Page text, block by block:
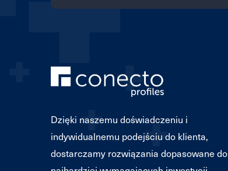
Dzięki naszemu doświadczeniu i
indywidualnemu podejściu do klienta,
dostarczamy rozwiązania dopasowane do